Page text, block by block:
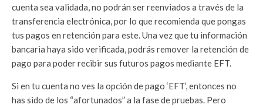
cuenta sea validada, no podrán ser reenviados a través de la
transferencia electrónica, por lo que recomienda que pongas
tus pagos en retención para este. Una vez que tu información
bancaria haya sido verificada, podrás remover la retención de
pago para poder recibir sus futuros pagos mediante EFT.
Si en tu cuenta no ves la opción de pago ‘EFT’, entonces no
has sido de los “afortunados” a la fase de pruebas. Pero